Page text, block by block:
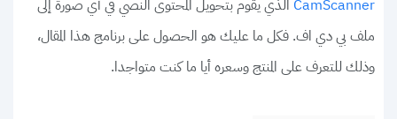
CamScanner الذي يقوم بتحويل المحتوى النصي في أي صورة إلى
ملف بي دي اف. فكل ما عليك هو الحصول على برنامج هذا المقال،
وذلك للتعرف على المنتج وسعره أيا ما كنت متواجدا.